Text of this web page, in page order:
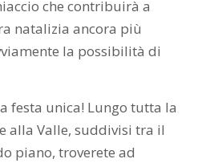
che contribuirà a
natalizia ancora più
la possibilità di
festa unica! Lungo tutta la
alla Valle, suddivisi tra il
piano, troverete ad